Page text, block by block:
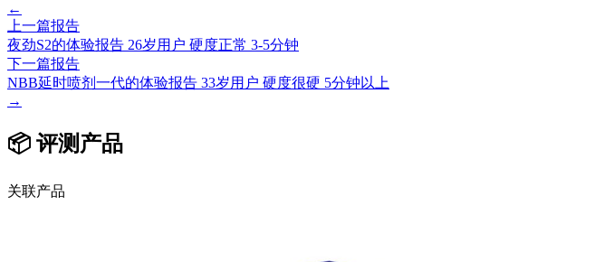
←
上一篇报告
夜劲S2的体验报告 26岁用户 硬度正常 3-5分钟
下一篇报告
NBB延时喷剂一代的体验报告 33岁用户 硬度很硬 5分钟以上
→
📦 评测产品
关联产品